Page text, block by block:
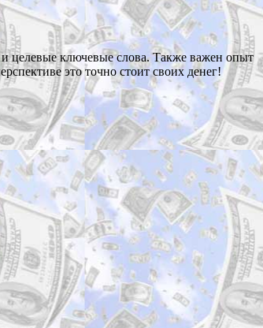
целевые ключевые слова. Также важен опыт
это точно стоит своих денег!